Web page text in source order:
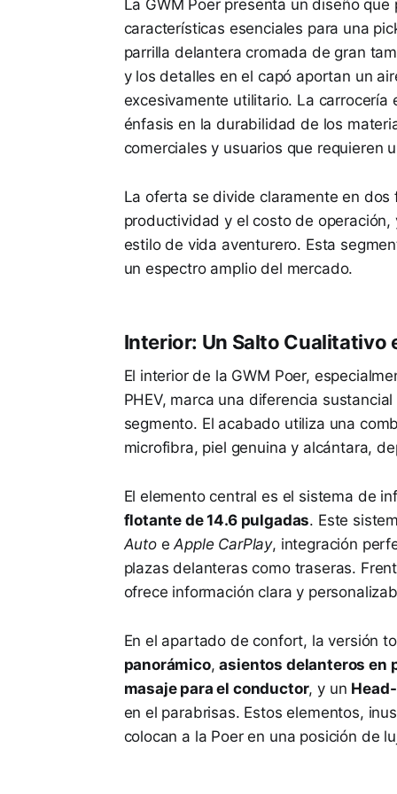
La GWM Poer presenta un diseño
características esenciales para una
parrilla delantera cromada de gran
y los detalles en el capó aportan un
excesivamente utilitario. La
énfasis en la durabilidad de los
comerciales y usuarios que requieren
La oferta se divide claramente en
productividad y el costo de
estilo de vida aventurero. Esta
un espectro amplio del mercado.
Interior: Un Salto Cualitativo
El interior de la GWM Poer,
PHEV, marca una diferencia
segmento. El acabado utiliza una
microfibra, piel genuina y alcántara,
El elemento central es el sistema de
flotante de 14.6 pulgadas. Este
AutoeApple CarPlay, integración
plazas delanteras como traseras.
ofrece información clara y
En el apartado de confort, la versión
panorámico,asientos delanteros en
masaje para el conductor, y un
en el parabrisas. Estos elementos,
colocan a la Poer en una posición de